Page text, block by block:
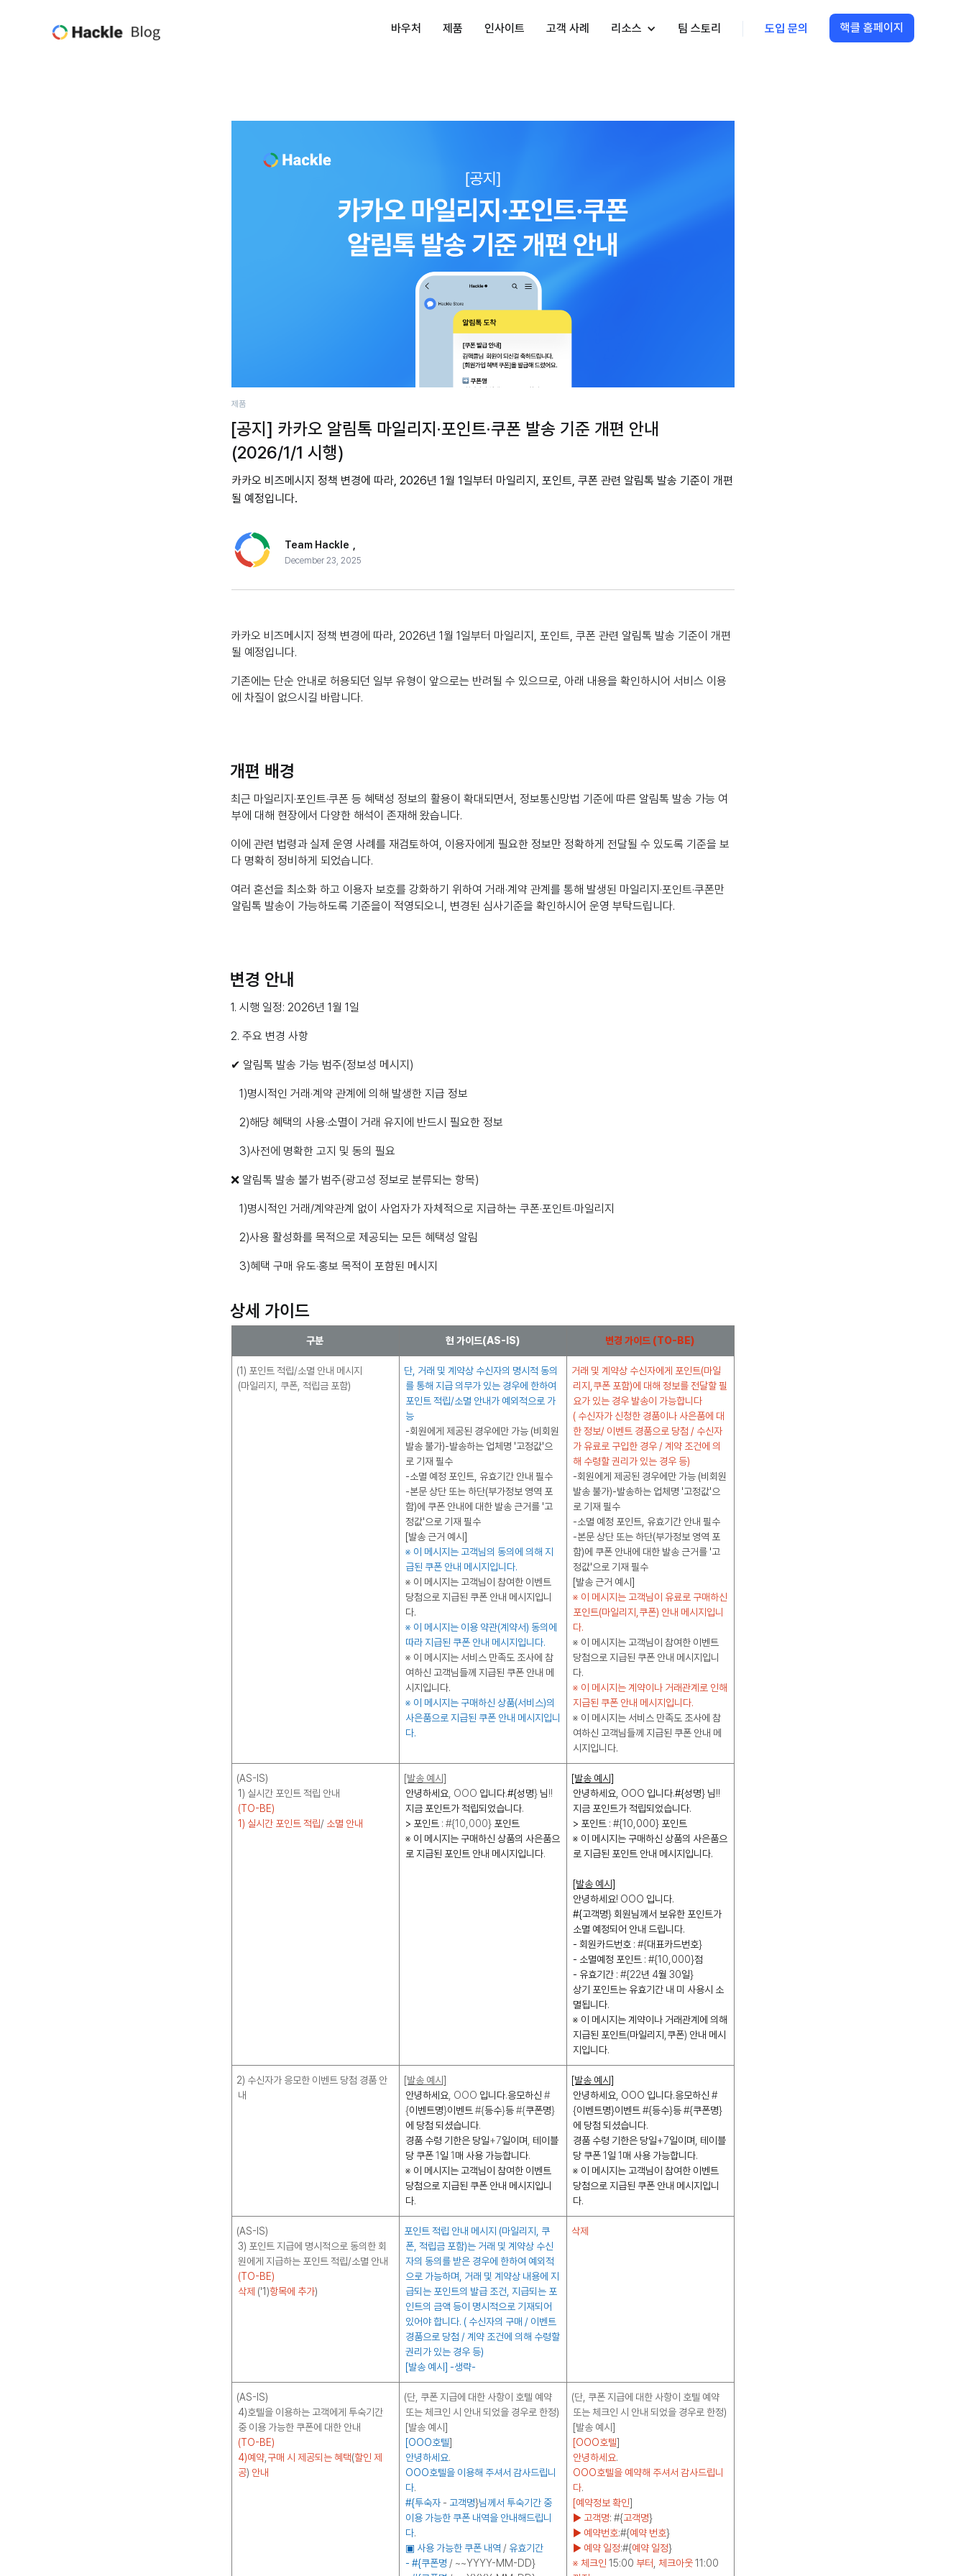
바우처 제품 인사이트 고객 사례 리소스 팀 스토리 도입 문의 핵클 홈페이지
제품
[공지] 카카오 알림톡 마일리지·포인트·쿠폰 발송 기준 개편 안내
(2026/1/1 시행)
카카오 비즈메시지 정책 변경에 따라, 2026년 1월 1일부터 마일리지, 포인트, 쿠폰 관련 알림톡 발송 기준이 개편
될 예정입니다.
Team Hackle
December 23, 2025
카카오 비즈메시지 정책 변경에 따라, 2026년 1월 1일부터 마일리지, 포인트, 쿠폰 관련 알림톡 발송 기준이 개편
될 예정입니다.
기존에는 단순 안내로 허용되던 일부 유형이 앞으로는 반려될 수 있으므로, 아래 내용을 확인하시어 서비스 이용
에 차질이 없으시길 바랍니다.
개편 배경
최근 마일리지·포인트·쿠폰 등 혜택성 정보의 활용이 확대되면서, 정보통신망법 기준에 따른 알림톡 발송 가능 여
부에 대해 현장에서 다양한 해석이 존재해 왔습니다.
이에 관련 법령과 실제 운영 사례를 재검토하여, 이용자에게 필요한 정보만 정확하게 전달될 수 있도록 기준을 보
다 명확히 정비하게 되었습니다.
여러 혼선을 최소화 하고 이용자 보호를 강화하기 위하여 거래·계약 관계를 통해 발생된 마일리지·포인트·쿠폰만
알림톡 발송이 가능하도록 기준을이 적영되오니, 변경된 심사기준을 확인하시어 운영 부탁드립니다.
변경 안내
1. 시행 일정: 2026년 1월 1일
2. 주요 변경 사항
✔ 알림톡 발송 가능 범주(정보성 메시지)
1)명시적인 거래·계약 관계에 의해 발생한 지급 정보
2)해당 혜택의 사용·소멸이 거래 유지에 반드시 필요한 정보
3)사전에 명확한 고지 및 동의 필요
❌ 알림톡 발송 불가 범주(광고성 정보로 분류되는 항목)
1)명시적인 거래/계약관계 없이 사업자가 자체적으로 지급하는 쿠폰·포인트·마일리지
2)사용 활성화를 목적으로 제공되는 모든 혜택성 알림
3)혜택 구매 유도·홍보 목적이 포함된 메시지
상세 가이드
구분 현 가이드(AS-IS) 변경 가이드 (TO-BE)
(1) 포인트 적립/소멸 안내 메시지
(마일리지, 쿠폰, 적립금 포함)
단, 거래 및 계약상 수신자의 명시적 동의
를 통해 지급 의무가 있는 경우에 한하여
포인트 적립/소멸 안내가 예외적으로 가
능
-회원에게 제공된 경우에만 가능 (비회원
발송 불가)-발송하는 업체명 '고정값'으
로 기재 필수
-소멸 예정 포인트, 유효기간 안내 필수
-본문 상단 또는 하단(부가정보 영역 포
함)에 쿠폰 안내에 대한 발송 근거를 '고
정값'으로 기재 필수
[발송 근거 예시]
※ 이 메시지는 고객님의 동의에 의해 지
급된 쿠폰 안내 메시지입니다.
※ 이 메시지는 고객님이 참여한 이벤트
당첨으로 지급된 쿠폰 안내 메시지입니
다.
※ 이 메시지는 이용 약관(계약서) 동의에
따라 지급된 쿠폰 안내 메시지입니다.
※ 이 메시지는 서비스 만족도 조사에 참
여하신 고객님들께 지급된 쿠폰 안내 메
시지입니다.
※ 이 메시지는 구매하신 상품(서비스)의
사은품으로 지급된 쿠폰 안내 메시지입니
다.
거래 및 계약상 수신자에게 포인트(마일
리지,쿠폰 포함)에 대해 정보를 전달할 필
요가 있는 경우 발송이 가능합니다
( 수신자가 신청한 경품이나 사은품에 대
한 정보/ 이벤트 경품으로 당첨 / 수신자
가 유료로 구입한 경우 / 계약 조건에 의
해 수령할 권리가 있는 경우 등)
-회원에게 제공된 경우에만 가능 (비회원
발송 불가)-발송하는 업체명 '고정값'으
로 기재 필수
-소멸 예정 포인트, 유효기간 안내 필수
-본문 상단 또는 하단(부가정보 영역 포
함)에 쿠폰 안내에 대한 발송 근거를 '고
정값'으로 기재 필수
[발송 근거 예시]
※ 이 메시지는 고객님이 유료로 구매하신
포인트(마일리지,쿠폰) 안내 메시지입니
다.
※ 이 메시지는 고객님이 참여한 이벤트
당첨으로 지급된 쿠폰 안내 메시지입니
다.
※ 이 메시지는 계약이나 거래관계로 인해
지급된 쿠폰 안내 메시지입니다.
※ 이 메시지는 서비스 만족도 조사에 참
여하신 고객님들께 지급된 쿠폰 안내 메
시지입니다.
(AS-IS)
1) 실시간 포인트 적립 안내
(TO-BE)
1) 실시간 포인트 적립/ 소멸 안내
[발송 예시]
안녕하세요 , OOO 입니다.#{성명} 님!!
지금 포인트가 적립되었습니다.
> 포인트 : #{10,000} 포인트
※ 이 메시지는 구매하신 상품의 사은품으
로 지급된 포인트 안내 메시지입니다.
[발송 예시]
안녕하세요 , OOO 입니다.#{성명} 님!!
지금 포인트가 적립되었습니다.
> 포인트 : #{10,000} 포인트
※ 이 메시지는 구매하신 상품의 사은품으
로 지급된 포인트 안내 메시지입니다.
[발송 예시]
안녕하세요! OOO 입니다.
#{고객명}회원님께서 보유한 포인트가
소멸 예정되어 안내 드립니다.
- 회원카드번호 : #{대표카드번호}
- 소멸예정 포인트 : #{10,000}점
- 유효기간 : #{22년 4월 30일}
상기 포인트는 유효기간 내 미 사용시 소
멸됩니다.
※ 이 메시지는 계약이나 거래관계에 의해
지급된 포인트(마일리지 쿠폰) 안내 메시
지입니다.
2) 수신자가 응모한 이벤트 당첨 경품 안
내
[발송 예시]
안녕하세요 , OOO 입니다.응모하신 #
{이벤트명}이벤트 #{등수}등#{쿠폰명}
에 당첨 되셨습니다.
경품 수령 기한은 당일+7일이며
테이블
당 쿠폰1 일 1 매 사용 가능합니다.
※ 이 메시지는 고객님이 참여한 이벤트
당첨으로 지급된 쿠폰 안내 메시지입니
다.
[발송 예시]
안녕하세요 , OOO 입니다.응모하신 #
{이벤트명}이벤트 #{등수}등#{쿠폰명}
에 당첨 되셨습니다.
경품 수령 기한은 당일+7일이며
테이블
당 쿠폰1 일 1 매 사용 가능합니다.
※ 이 메시지는 고객님이 참여한 이벤트
당첨으로 지급된 쿠폰 안내 메시지입니
다.
(AS-IS)
3) 포인트 지급에 명시적으로 동의한 회
원에게 지급하는 포인트 적립/소멸 안내
(TO-BE)
삭제 ('1)항목에 추가)
포인트 적립 안내 메시지 (마일리지
쿠
폰 적립금 포함)는 거래 및 계약상 수신
자의 동의를 받은 경우에 한하여 예외적
으로 가능하며
거래 및 계약상 내용에 지
급되는 포인트의 발급 조건 지급되는 포
인트의 금액 등이 명시적으로 기재되어
있어야 합니다. ( 수신자의 구매 / 이벤트
경품으로 당첨 /계약 조건에 의해 수령할
권리가 있는 경우 등)
[발송 예시] -생략-
삭제
(AS-IS)
4)호텔을 이용하는 고객에게 투숙기간
중 이용 가능한 쿠폰에 대한 안내
(TO-BE)
4)예약 구매 시 제공되는 혜택(할인 제
공) 안내
(단, 쿠폰 지급에 대한 사항이 호텔 예약
또는 체크인 시 안내 되었을 경우로 한정)
[발송 예시]
[OOO호텔]
안녕하세요.
OOO호텔을 이용해 주셔서 감사드립니
다.
#{투숙자 - 고객명}님께서 투숙기간 중
이용 가능한 쿠폰 내역을 안내해드립니
다.
▣ 사용 가능한 쿠폰 내역 / 유효기간
- #{쿠폰명 / ~~YYYY-MM-DD}
(단, 쿠폰 지급에 대한 사항이 호텔 예약
또는 체크인 시 안내 되었을 경우로 한정)
[발송 예시]
[OOO호텔]
안녕하세요.
OOO호텔을 예약해 주셔서 감사드립니
다.
[예약정보 확인]
▶ 고객명: #{고객명}
▶ 예약번호:#{예약 번호}
▶ 예약 일정:#{예약 일정}
※ 체크인 15:00 부터 체크아웃11:00